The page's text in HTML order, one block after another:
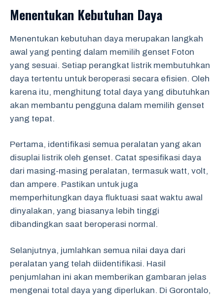
Menentukan Kebutuhan Daya
Menentukan kebutuhan daya merupakan langkah
awal yang penting dalam memilih genset Foton
yang sesuai. Setiap perangkat listrik membutuhkan
daya tertentu untuk beroperasi secara efisien. Oleh
karena itu, menghitung total daya yang dibutuhkan
akan membantu pengguna dalam memilih genset
yang tepat.
Pertama, identifikasi semua peralatan yang akan
disuplai listrik oleh genset. Catat spesifikasi daya
dari masing-masing peralatan, termasuk watt, volt,
dan ampere. Pastikan untuk juga
memperhitungkan daya fluktuasi saat waktu awal
dinyalakan, yang biasanya lebih tinggi
dibandingkan saat beroperasi normal.
Selanjutnya, jumlahkan semua nilai daya dari
peralatan yang telah diidentifikasi. Hasil
penjumlahan ini akan memberikan gambaran jelas
mengenai total daya yang diperlukan. Di Gorontalo,